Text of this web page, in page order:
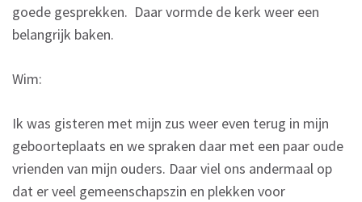
goede gesprekken. Daar vormde de kerk weer een
belangrijk baken.
Wim:
Ik was gisteren met mijn zus weer even terug in mijn
geboorteplaats en we spraken daar met een paar oude
vrienden van mijn ouders. Daar viel ons andermaal op
dat er veel gemeenschapszin en plekken voor